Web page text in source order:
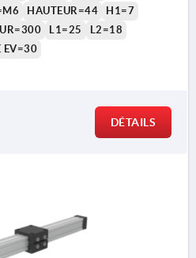
HAUTEUR=44
H1=7
L1=25
L2=18
EV=30
DÉTAILS